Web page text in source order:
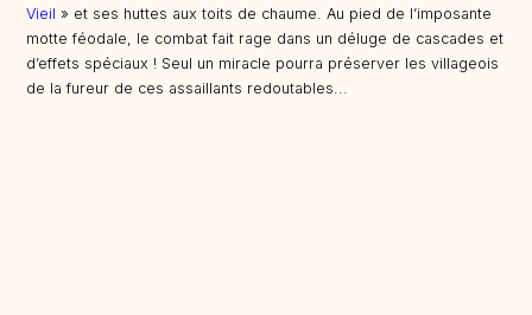
Vieil » et ses huttes aux toits de chaume. Au pied de l’imposante
motte féodale, le combat fait rage dans un déluge de cascades et
d’effets spéciaux ! Seul un miracle pourra préserver les villageois
de la fureur de ces assaillants redoutables...